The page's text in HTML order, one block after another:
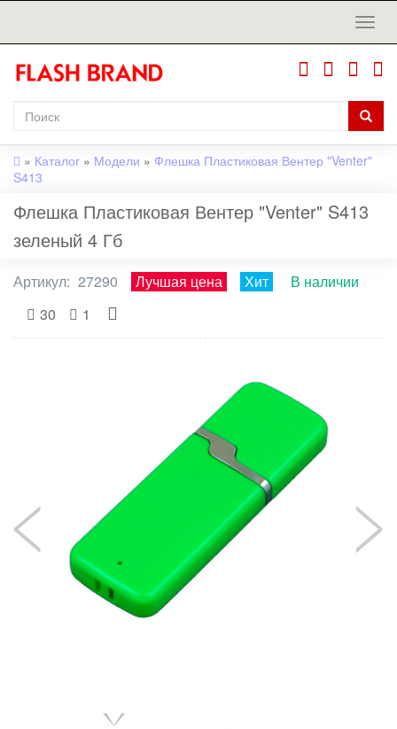
» Каталог » Модели » Флешка Пластиковая Вентер "Venter"
S413
Флешка Пластиковая Вентер "Venter" S413
зеленый 4 Гб
Артикул: 27290 Лучшая цена Хит
В наличии
30
1